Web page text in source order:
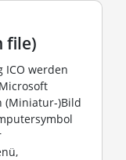
file)
ICO werden
(Miniatur-)Bild